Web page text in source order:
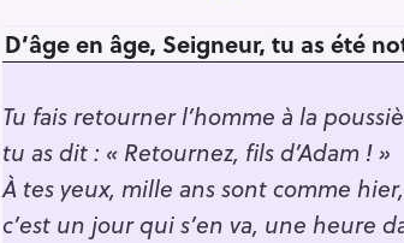
D’âge en âge, Seigneur, tu as été
Tu fais retourner l’homme à la
tu as dit : « Retournez, fils d’Adam ! »
À tes yeux, mille ans sont comme hier,
c’est un jour qui s’en va, une heure